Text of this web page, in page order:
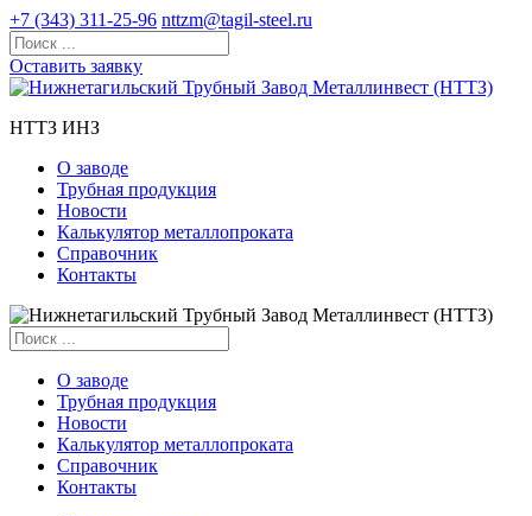
+7 (343) 311-25-96 nttzm@tagil-steel.ru
Оставить заявку
НТТЗ ИНЗ
О заводе
Трубная продукция
Новости
Калькулятор металлопроката
Справочник
Контакты
О заводе
Трубная продукция
Новости
Калькулятор металлопроката
Справочник
Контакты